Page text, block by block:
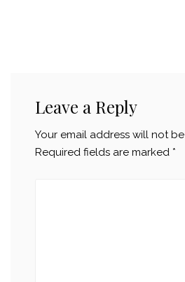
Leave a Reply
Your email address will not
Required fields are marked *